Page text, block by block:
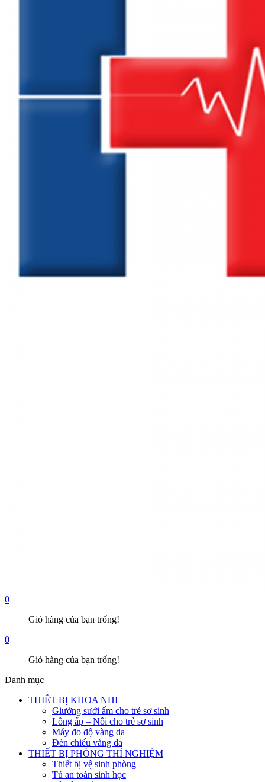
0
Giỏ hàng của bạn trống!
0
Giỏ hàng của bạn trống!
Danh mục
THIẾT BỊ KHOA NHI
Giường sưởi ấm cho trẻ sơ sinh
Lồng ấp – Nôi cho trẻ sơ sinh
Máy đo độ vàng da
Đèn chiếu vàng da
THIẾT BỊ PHÒNG THÍ NGHIỆM
Thiết bị vệ sinh phòng
Tủ an toàn sinh học